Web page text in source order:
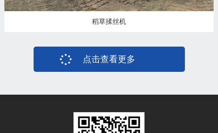
稻草揉丝机
点击查看更多